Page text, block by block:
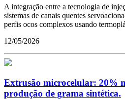
A integração entre a tecnologia de
sistemas de canais quentes
perfis ocos complexos usando
12/05/2026
Extrusão microcelular: 20%
produção de grama sintética.